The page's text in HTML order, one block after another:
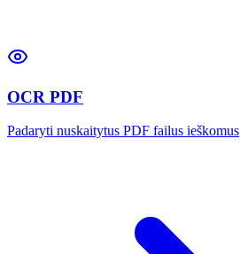
OCR PDF
Padaryti nuskaitytus PDF failus ieškomus